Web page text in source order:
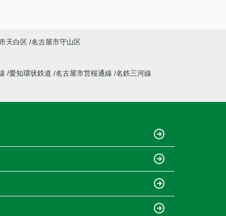
天白区 名古屋市守山区
愛知環状鉄道 名古屋市営桜通線 名鉄三河線